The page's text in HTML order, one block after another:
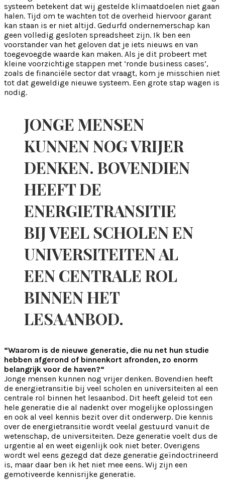
systeem betekent dat wij gestelde klimaatdoelen niet gaan
halen. Tijd om te wachten tot de overheid hiervoor garant
kan staan is er niet altijd. Gedurfd ondernemerschap kan
geen volledig gesloten spreadsheet zijn. Ik ben een
voorstander van het geloven dat je iets nieuws en van
toegevoegde waarde kan maken. Als je dit probeert met
kleine voorzichtige stappen met ‘ronde business cases’,
zoals de financiële sector dat vraagt, kom je misschien niet
tot dat geweldige nieuwe systeem. Een grote stap wagen is
nodig.
JONGE MENSEN
KUNNEN NOG VRIJER
DENKEN. BOVENDIEN
HEEFT DE
ENERGIETRANSITIE
BIJ VEEL SCHOLEN EN
UNIVERSITEITEN AL
EEN CENTRALE ROL
BINNEN HET
LESAANBOD.
“Waarom is de nieuwe generatie, die nu net hun studie
hebben afgerond of binnenkort afronden, zo enorm
belangrijk voor de haven?“
Jonge mensen kunnen nog vrijer denken. Bovendien heeft
de energietransitie bij veel scholen en universiteiten al een
centrale rol binnen het lesaanbod. Dit heeft geleid tot een
hele generatie die al nadenkt over mogelijke oplossingen
en ook al veel kennis bezit over dit onderwerp. Die kennis
over de energietransitie wordt veelal gestuurd vanuit de
wetenschap, de universiteiten. Deze generatie voelt dus de
urgentie al en weet eigenlijk ook niet beter. Overigens
wordt wel eens gezegd dat deze generatie geïndoctrineerd
is, maar daar ben ik het niet mee eens. Wij zijn een
gemotiveerde kennisrijke generatie.